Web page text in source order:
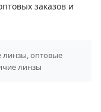
заказов и
линзы, оптовые
линзы